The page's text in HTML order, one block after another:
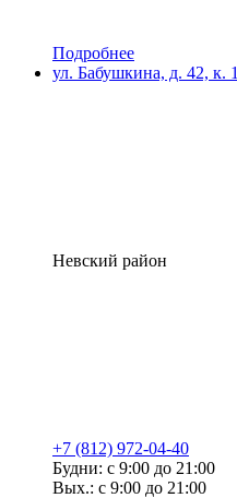
Подробнее
ул. Бабушкина, д. 42, к. 1
Невский район
+7 (812) 972-04-40
Будни: с 9:00 до 21:00
Вых.: с 9:00 до 21:00